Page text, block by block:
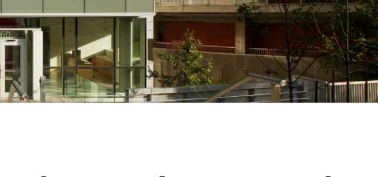
Résidentiel
Restauration
Santé
Sport et divertissement
Transport